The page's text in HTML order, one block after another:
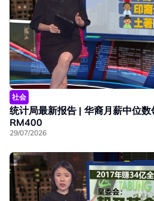
社会
统计局最新报告 | 华裔月薪中位
RM400
29/07/2026